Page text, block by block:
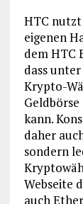
HTC nutzt
eigenen
dem HTC
dass
Krypto-
kann.
daher
sondern
Webseite
auch